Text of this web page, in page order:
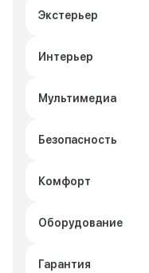
Экстерьер
Интерьер
Мультимедиа
Безопасность
Комфорт
Оборудование
Гарантия